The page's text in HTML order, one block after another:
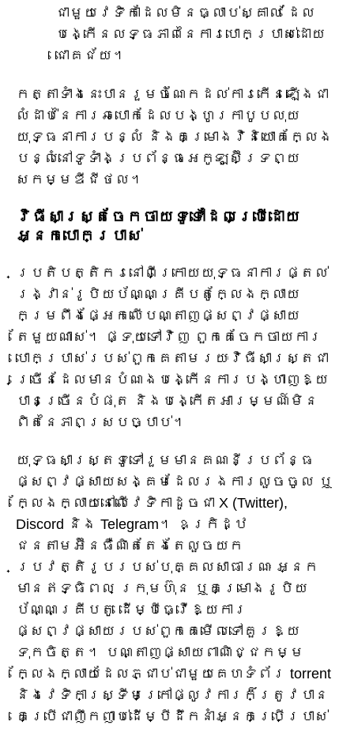
ជាមួយវេទិកាដែលមិនធ្លាប់ស្គាល់ ដែល
បង្កើនលទ្ធភាពនៃការបោកប្រាស់ដោយ
ជោគជ័យ។
កត្តាទាំងនេះបានរួមចំណែកដល់ការកើនឡើងជា
លំដាប់នៃការឆបោកដែលបង្ហូរកាបូបលុយ
យុទ្ធនាការបន្លំ និងគម្រោងវិនិយោគក្លែង
បន្លំនៅទូទាំងប្រព័ន្ធអេកូឡូស៊ីទ្រព្យ
សកម្មឌីជីថល។
វិធីសាស្ត្រចែកចាយទូទៅដែលប្រើដោយ
អ្នកបោកប្រាស់
ប្រតិបត្តិករនៅពីក្រោយយុទ្ធនាការផ្តល់
រង្វាន់រូបិយប័ណ្ណគ្រីបតូក្លែងក្លាយ
កម្រពឹងផ្អែកលើបណ្តាញផ្សព្វផ្សាយ
តែមួយណាស់។ ផ្ទុយទៅវិញ ពួកគេចែកចាយការ
បោកប្រាស់របស់ពួកគេតាមរយៈវិធីសាស្រ្តជា
ច្រើនដែលមានបំណងបង្កើនការបង្ហាញឱ្យ
បានច្រើនបំផុត និងបង្កើតអារម្មណ៍មិន
ពិតនៃភាពស្របច្បាប់។
យុទ្ធសាស្ត្រទូទៅរួមមានគណនីប្រព័ន្ធ
ផ្សព្វផ្សាយសង្គមដែលរងការលួចចូល ឬ
ក្លែងក្លាយនៅលើវេទិកាដូចជា X (Twitter),
Discord និង Telegram។ ឧក្រិដ្ឋ
ជនតាមអ៊ីនធឺណិតតែងតែលួចយក
ប្រវត្តិរូបរបស់បុគ្គលសាធារណៈ អ្នក
មានឥទ្ធិពល ក្រុមហ៊ុន ឬគម្រោងរូបិយ
ប័ណ្ណគ្រីបតូ ដើម្បីធ្វើឱ្យការ
ផ្សព្វផ្សាយរបស់ពួកគេមើលទៅគួរឱ្យ
ទុកចិត្ត។ បណ្តាញផ្សាយពាណិជ្ជកម្ម
ក្លែងក្លាយដែលភ្ជាប់ជាមួយគេហទំព័រ torrent
និងវេទិកាស្ទ្រីមក្រៅផ្លូវការក៏ត្រូវបាន
គេប្រើជាញឹកញាប់ដើម្បីដឹកនាំអ្នកប្រើប្រាស់